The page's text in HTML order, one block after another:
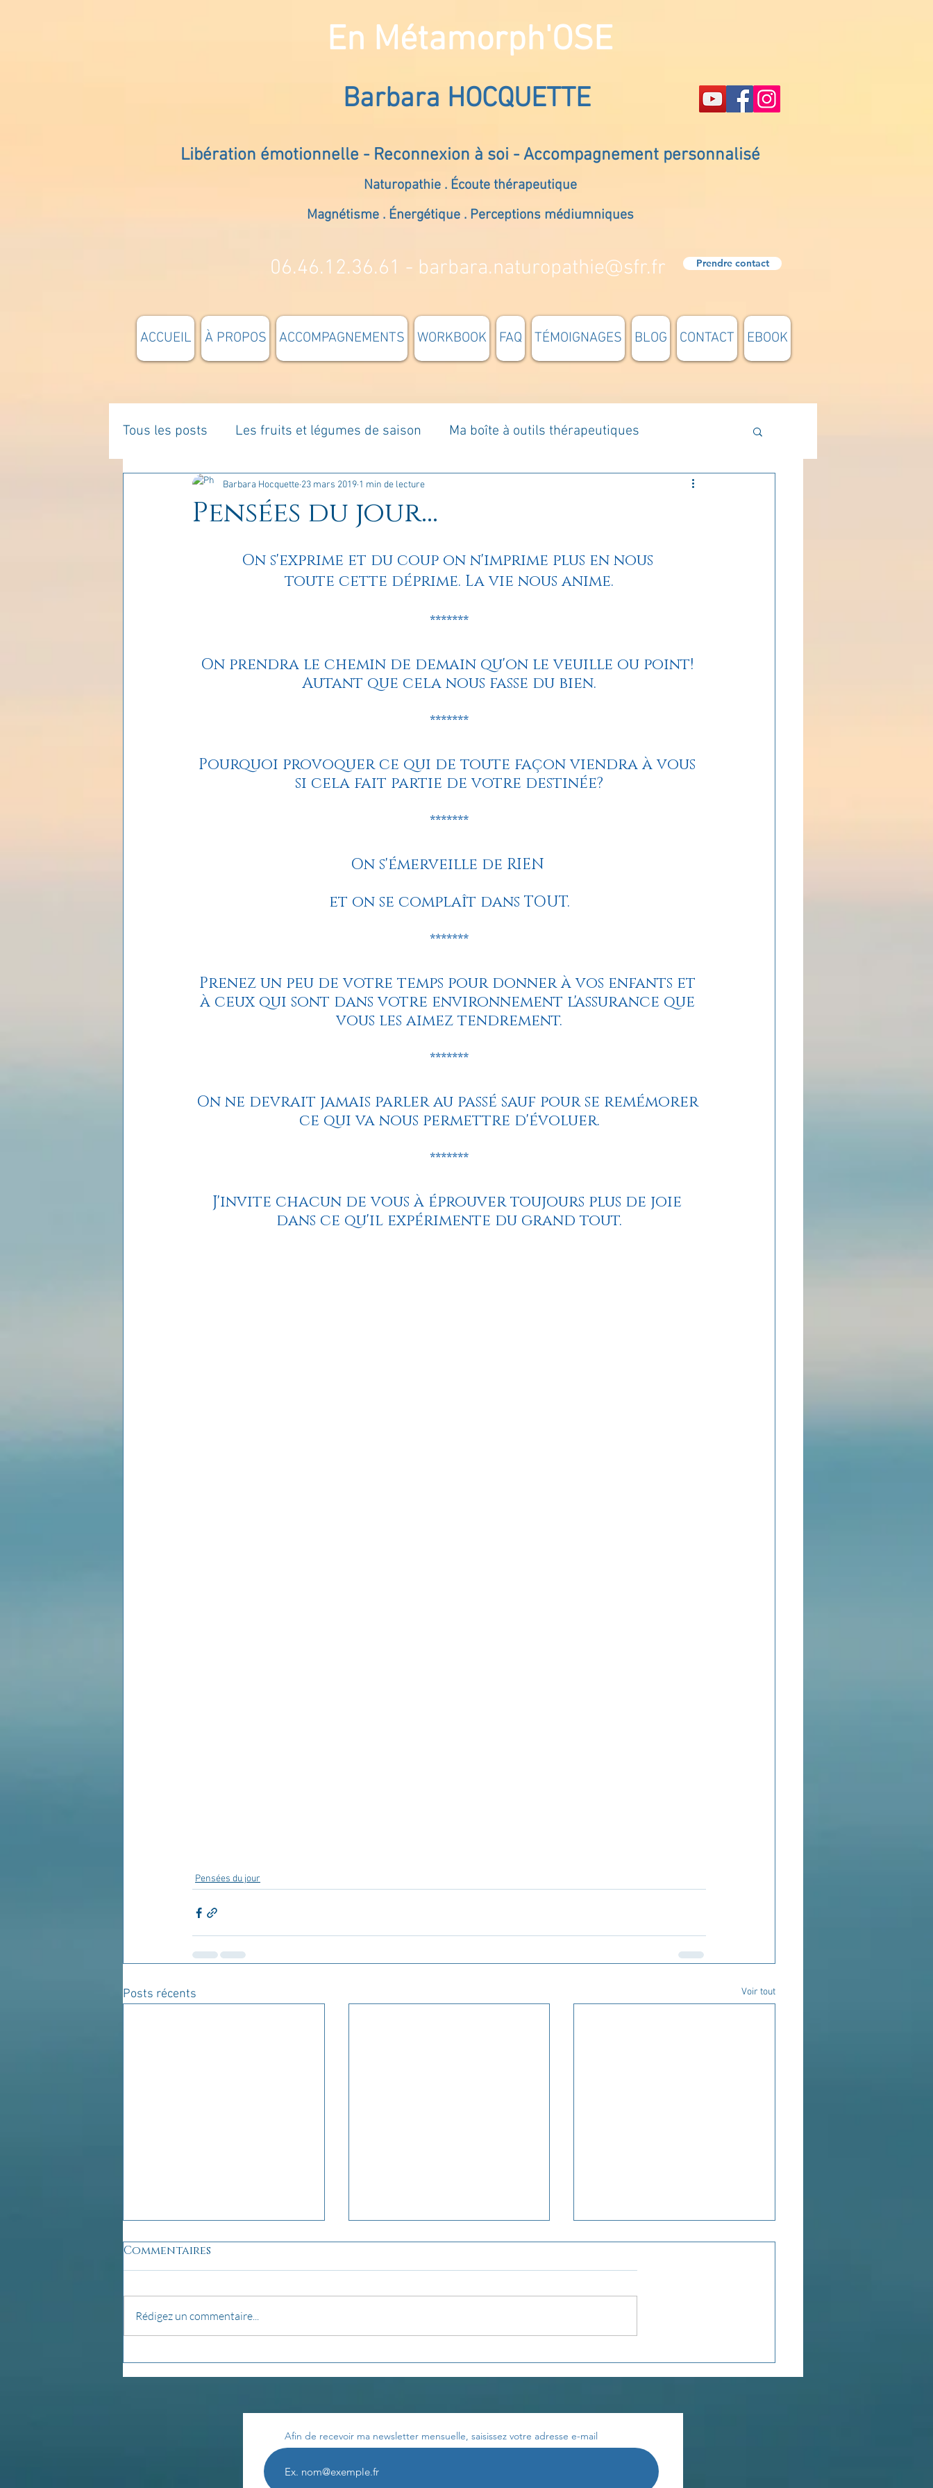
En Métamorph'OSE
Barbara HOCQUETTE
Libération émotionnelle - Reconnexion à soi - Accompagnement personnalisé
Naturopathie . Écoute thérapeutique
Magnétisme . Énergétique . Perceptions médiumniques
06.46.12.36.61 - barbara.naturopathie@sfr.fr Prendre contact
ACCUEIL À PROPOS ACCOMPAGNEMENTS WORKBOOK FAQ TÉMOIGNAGES BLOG CONTACT EBOOK
Tous les posts Les fruits et légumes de saison Ma boîte à outils thérapeutiques
La parentalité De vous à moi... Rome : voyage Méthodologie
Pensées du jour...
Barbara Hocquette 23 mars 2019 1 min de lecture
On s'exprime et du coup on n'imprime plus en nous
toute cette déprime. La vie nous anime.
*******
On prendra le chemin de demain qu'on le veuille ou point!
Autant que cela nous fasse du bien.
*******
Pourquoi provoquer ce qui de toute façon viendra à vous
si cela fait partie de votre destinée?
*******
On s'émerveille de RIEN
et on se complaît dans TOUT.
*******
Prenez un peu de votre temps pour donner à vos enfants et
à ceux qui sont dans votre environnement l'assurance que
vous les aimez tendrement.
*******
On ne devrait jamais parler au passé sauf pour se remémorer
ce qui va nous permettre d'évoluer.
*******
J'invite chacun de vous à éprouver toujours plus de joie
dans ce qu'il expérimente du grand tout.
Pensées du jour
Posts récents Voir tout
Pensée du jour...
Commentaires
Rédigez un commentaire...
Afin de recevoir ma newsletter mensuelle, saisissez votre adresse e-mail